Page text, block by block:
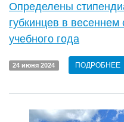
Определены
губкинцев в
учебного года
24 июня 2024 ПОДРОБНЕЕ